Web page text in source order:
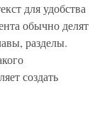
для удобства
обычно делят
разделы.
создать